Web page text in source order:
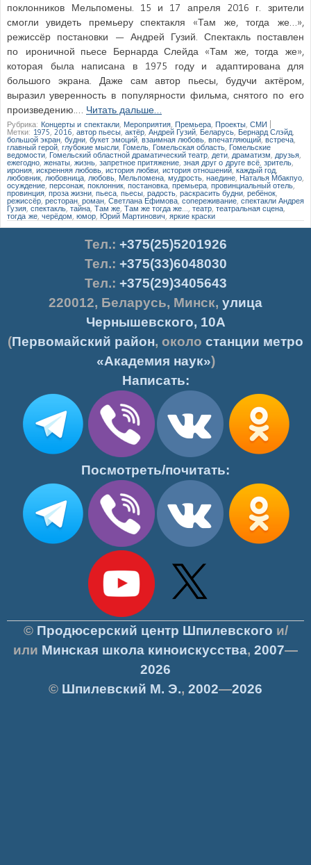
поклонников Мельпомены. 15 и 17 апреля 2016 г. зрители
смогли увидеть премьеру спектакля «Там же, тогда же…»,
режиссёр постановки — Андрей Гузий. Спектакль поставлен
по ироничной пьесе Бернарда Слейда «Там же, тогда же»,
которая была написана в 1975 году и адаптирована для
большого экрана. Даже сам автор пьесы, будучи актёром,
выразил уверенность в популярности фильма, снятого по его
произведению.… Читать дальше…
Рубрика: Концерты и спектакли Мероприятия Премьера Проекты СМИ
Метки: 1975 2016 автор пьесы актёр ,Андрей Гузий Беларусь Бернард Слэйд
большой экран будни букет эмоций ,взаимная любовь впечатляющий ,встреча
главный герой ,глубокие мысли Гомель Гомельская область Гомельские
ведомости, Гомельский областной драматический театр дети драматизм друзья
ежегодно женаты жизнь запретное притяжение зная друг о друге всё зритель
ирония искренняя любовь история любви история отношений ,каждый год
любовник любовница любовь Мельпомена мудрость наедине Наталья Мбакпуо
осуждение персонаж, поклонник постановка премьера провинциальный отель,
провинция, проза жизни пьеса пьесы радость, раскрасить будни ребёнок
режиссёр ,ресторан роман Светлана Ефимова ,сопереживание спектакли Андрея
Гузия спектакль, тайна Там же Там же тогда же… театр театральная сцена
тогда же черёдом юмор Юрий Мартинович, яркие краски
Тел.: +375(25)5201926
Тел.: +375(33)6048030
Тел.: +375(29)3405643
220012, Беларусь, Минск, улица
Чернышевского, 10А
(Первомайский район, около станции метро
«Академия наук»)
Написать:
Посмотреть/почитать:
© Продюсерский центр Шпилевского и/
или Минская школа киноискусства, 2007—
2026
© Шпилевский М. Э., 2002—2026